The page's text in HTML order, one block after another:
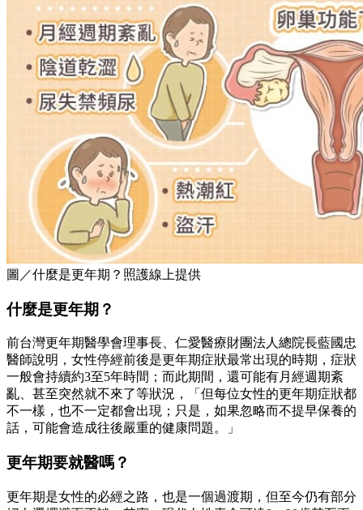
圖／什麼是更年期？照護線上提供
什麼是更年期？
前台灣更年期醫學會理事長、仁愛醫療財團法人總院長藍國忠
醫師說明，女性停經前後是更年期症狀最常出現的時期，症狀
一般會持續約3至5年時間；而此期間，還可能有月經週期紊
亂、甚至突然就不來了等狀況，「但每位女性的更年期症狀都
不一樣，也不一定都會出現；只是，如果忽略而不提早保養的
話，可能會造成往後嚴重的健康問題。」
更年期要就醫嗎？
更年期是女性的必經之路，也是一個過渡期，但至今仍有部分